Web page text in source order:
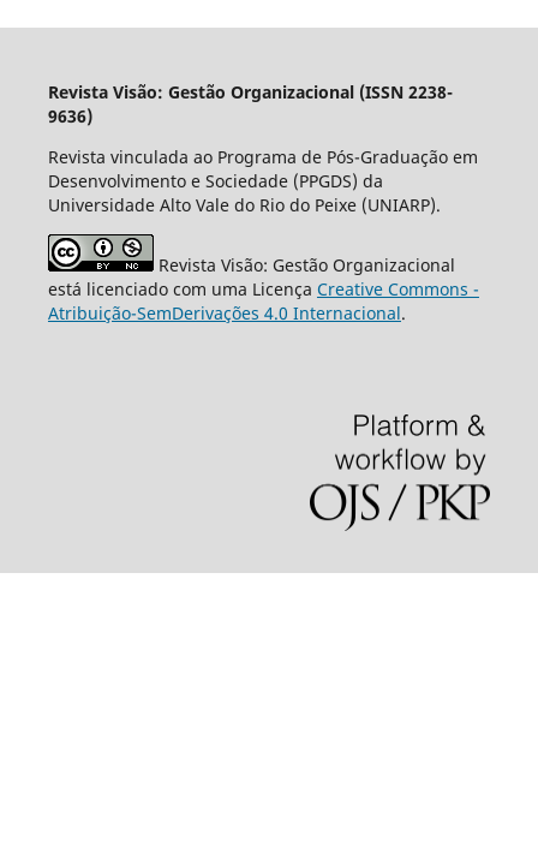
Revista Visão: Gestão Organizacional (ISSN 2238-
9636)
Revista vinculada ao Programa de Pós-Graduação em
Desenvolvimento e Sociedade (PPGDS) da
Universidade Alto Vale do Rio do Peixe (UNIARP).
Revista Visão: Gestão Organizacional
está licenciado com uma Licença Creative Commons -
Atribuição-SemDerivações 4.0 Internacional.